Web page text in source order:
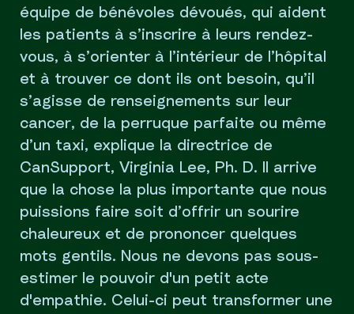
équipe de bénévoles dévoués, qui aident
les patients à s’inscrire à leurs rendez-
vous, à s’orienter à l’intérieur de l’hôpital
et à trouver ce dont ils ont besoin, qu’il
s’agisse de renseignements sur leur
cancer, de la perruque parfaite ou même
d’un taxi, explique la directrice de
CanSupport, Virginia Lee, Ph. D. Il arrive
que la chose la plus importante que nous
puissions faire soit d’offrir un sourire
chaleureux et de prononcer quelques
mots gentils. Nous ne devons pas sous-
estimer le pouvoir d'un petit acte
d'empathie. Celui-ci peut transformer une